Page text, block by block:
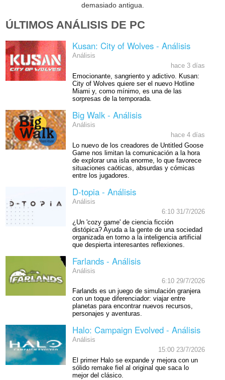
demasiado antigua.
ÚLTIMOS ANÁLISIS DE PC
Kusan: City of Wolves - Análisis
Análisis
hace 3 días
Emocionante, sangriento y adictivo. Kusan:
City of Wolves quiere ser el nuevo Hotline
Miami y, como mínimo, es una de las
sorpresas de la temporada.
Big Walk - Análisis
Análisis
hace 4 días
Lo nuevo de los creadores de Untitled Goose
Game nos limitan la comunicación a la hora
de explorar una isla enorme, lo que favorece
situaciones caóticas, absurdas y cómicas
entre los jugadores.
D-topia - Análisis
Análisis
6:10 31/7/2026
¿Un 'cozy game' de ciencia ficción
distópica? Ayuda a la gente de una sociedad
organizada en torno a la inteligencia artificial
que despierta interesantes reflexiones.
Farlands - Análisis
Análisis
6:10 29/7/2026
Farlands es un juego de simulación granjera
con un toque diferenciador: viajar entre
planetas para encontrar nuevos recursos,
personajes y aventuras.
Halo: Campaign Evolved - Análisis
Análisis
15:00 23/7/2026
El primer Halo se expande y mejora con un
sólido remake fiel al original que saca lo
mejor del clásico.